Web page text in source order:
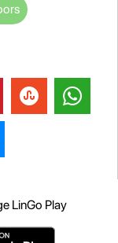
LinGo Play